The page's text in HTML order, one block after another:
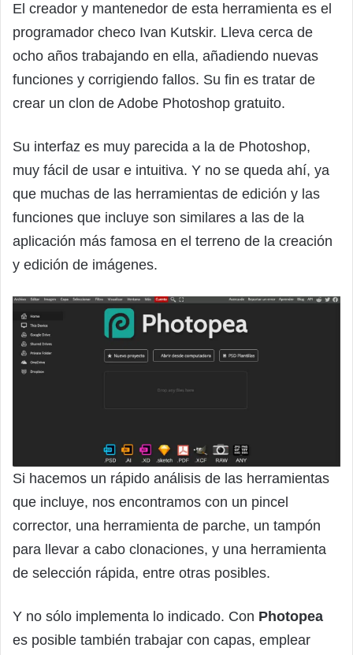
El creador y mantenedor de esta herramienta es el
programador checo Ivan Kutskir. Lleva cerca de
ocho años trabajando en ella, añadiendo nuevas
funciones y corrigiendo fallos. Su fin es tratar de
crear un clon de Adobe Photoshop gratuito.
Su interfaz es muy parecida a la de Photoshop,
muy fácil de usar e intuitiva. Y no se queda ahí, ya
que muchas de las herramientas de edición y las
funciones que incluye son similares a las de la
aplicación más famosa en el terreno de la creación
y edición de imágenes.
Si hacemos un rápido análisis de las herramientas
que incluye, nos encontramos con un pincel
corrector, una herramienta de parche, un tampón
para llevar a cabo clonaciones, y una herramienta
de selección rápida, entre otras posibles.
Y no sólo implementa lo indicado. Con Photopea
es posible también trabajar con capas, emplear